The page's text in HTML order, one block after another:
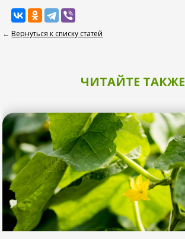
← Вернуться к списку статей
ЧИТАЙТЕ ТАКЖЕ